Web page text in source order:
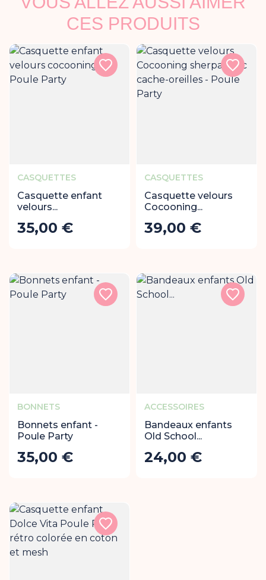
CES PRODUITS
CASQUETTES
Casquette enfant
velours...
Prix
35,00 €
CASQUETTES
Casquette velours
Cocooning...
Prix
39,00 €
BONNETS
Bonnets enfant -
Poule Party
Prix
35,00 €
ACCESSOIRES
Bandeaux enfants
Old School...
Prix
24,00 €